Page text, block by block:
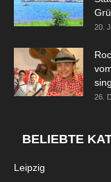
20.
26.
BELIEBTE
Leipzig